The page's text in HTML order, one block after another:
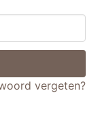
vergeten?